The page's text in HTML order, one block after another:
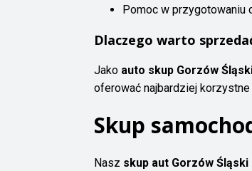
Pomoc w przygotowaniu
Dlaczego warto
Jako auto skup Gorzów
oferować najbardziej
Skup
Nasz skup aut Gorzów Śląski